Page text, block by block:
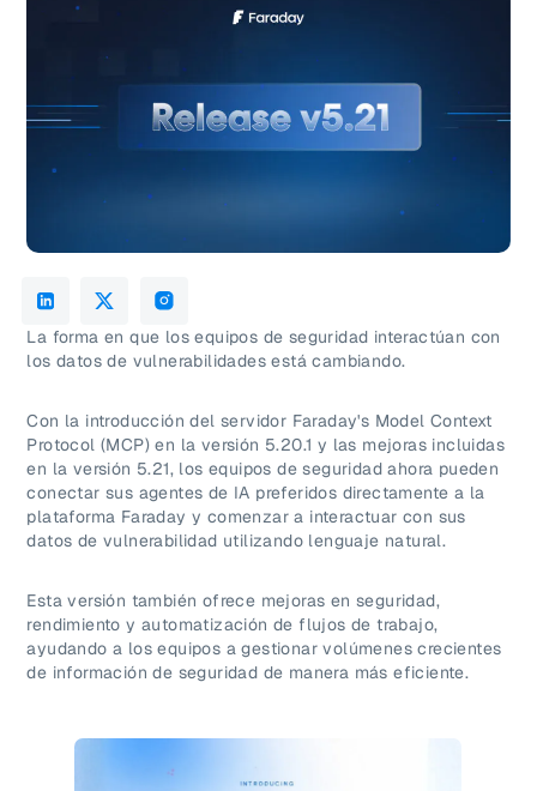
La forma en que los equipos de seguridad interactúan con
los datos de vulnerabilidades está cambiando.
Con la introducción del servidor Faraday's Model Context
Protocol (MCP) en la versión 5.20.1 y las mejoras incluidas
en la versión 5.21, los equipos de seguridad ahora pueden
conectar sus agentes de IA preferidos directamente a la
plataforma Faraday y comenzar a interactuar con sus
datos de vulnerabilidad utilizando lenguaje natural.
Esta versión también ofrece mejoras en seguridad,
rendimiento y automatización de flujos de trabajo,
ayudando a los equipos a gestionar volúmenes crecientes
de información de seguridad de manera más eficiente.